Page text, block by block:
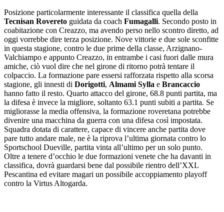
Posizione particolarmente interessante il classifica quella della
Tecnisan Rovereto guidata da coach Fumagalli. Secondo posto in
coabitazione con Creazzo, ma avendo perso nello scontro diretto, ad
oggi vorrebbe dire terza posizione. Nove vittorie e due sole sconfitte
in questa stagione, contro le due prime della classe, Arzignano-
Valchiampo e appunto Creazzo, in entrambe i casi fuori dalle mura
amiche, ciò vuol dire che nel girone di ritorno potrà tentare il
colpaccio. La formazione pare essersi rafforzata rispetto alla scorsa
stagione, gli innesti di Dorigotti, Almami Sylla e Brancaccio
hanno fatto il resto. Quarto attacco del girone, 68.8 punti partita, ma
la difesa è invece la migliore, soltanto 63.1 punti subiti a partita. Se
migliorasse la media offensiva, la formazione roveretana potrebbe
divenire una macchina da guerra con una difesa così impostata.
Squadra dotata di carattere, capace di vincere anche partita dove
pare tutto andare male, ne è la riprova l’ultima giornata contro lo
Sportschool Dueville, partita vinta all’ultimo per un solo punto.
Oltre a tenere d’occhio le due formazioni venete che ha davanti in
classifica, dovrà guardarsi bene dal possibile rientro dell’XXL
Pescantina ed evitare magari un possibile accoppiamento playoff
contro la Virtus Altogarda.